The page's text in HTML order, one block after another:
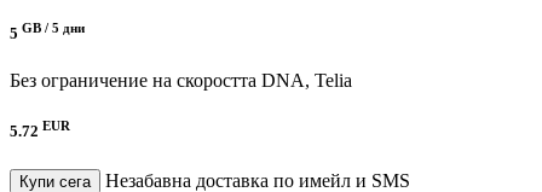
5 GB / 5 дни
Без ограничение на скоростта DNA, Telia
5.72 EUR
Купи сега
Незабавна доставка по имейл и SMS